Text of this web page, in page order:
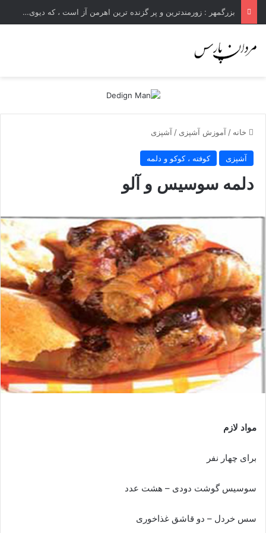
بزرگمهر : زورمندترین و پر گزنده ترین اهرمن آز است ، که دیوی است ستمکار و دیر ساز
خانه / آموزش آشپزی / آشپزی
آشپزی کوفته ، کوکو و دلمه
دلمه سوسیس و آلو
مواد لازم
برای چهار نفر
سوسیس گوشت دودی – هشت عدد
سس خردل – دو قاشق غذاخوری